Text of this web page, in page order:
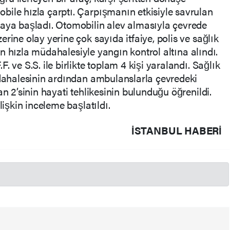
hızla çarptı. Çarpışmanın etkisiyle savrulan
başladı. Otomobilin alev almasıyla çevrede
olay yerine çok sayıda itfaiye, polis ve sağlık
müdahalesiyle yangın kontrol altına alındı.
ve S.S. ile birlikte toplam 4 kişi yaralandı. Sağlık
ardından ambulanslarla çevredeki
2’sinin hayati tehlikesinin bulunduğu öğrenildi.
inceleme başlatıldı.
İSTANBUL HABERİ